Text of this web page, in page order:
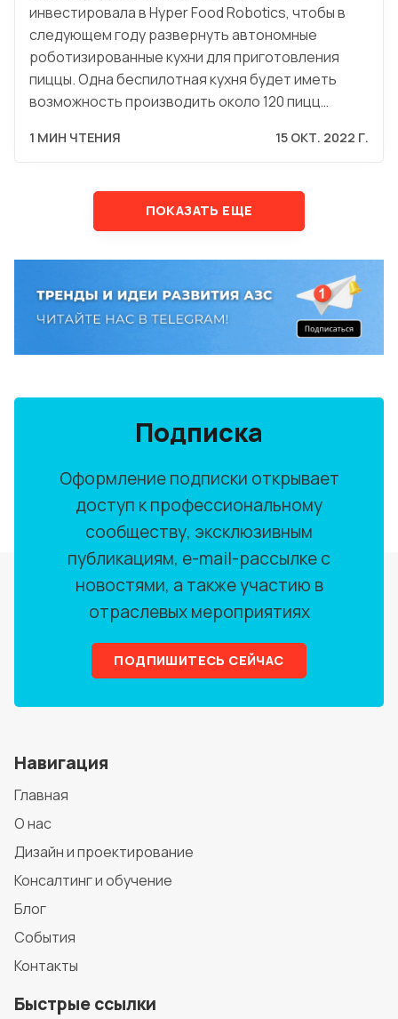
инвестировала в Hyper Food Robotics, чтобы в
следующем году развернуть автономные
роботизированные кухни для приготовления
пиццы. Одна беспилотная кухня будет иметь
возможность производить около 120 пицц…
1 МИН ЧТЕНИЯ 15 ОКТ. 2022 Г.
ПОКАЗАТЬ ЕЩЕ
Подписка
Оформление подписки открывает
доступ к профессиональному
сообществу, эксклюзивным
публикациям, e-mail-рассылке с
новостями, а также участию в
отраслевых мероприятиях
ПОДПИШИТЕСЬ СЕЙЧАС
Навигация
Главная
О нас
Дизайн и проектирование
Консалтинг и обучение
Блог
События
Контакты
Быстрые ссылки